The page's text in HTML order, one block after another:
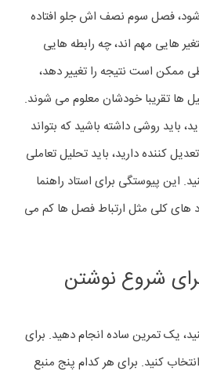
فصل سوم نصف اش جلو افتاده
هایی مهم اند، چه رابطه هایی
ممکن است نتیجه را تغییر دهد،
ها تقریبا خودشان معلوم می شوند.
باید روشی داشته باشید که بتواند
کننده دارید، باید تحلیل تعاملی
این پیوستگی برای استاد راهنما
های کلی مثل ارتباط فصل ها کم می
شروع نوشتن
یک تمرین ساده انجام دهید. برای
کنید. برای هر کدام پنج منبع